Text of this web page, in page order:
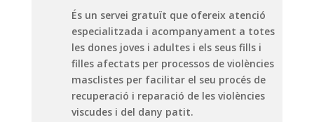
És un servei gratuït que ofereix atenció
especialitzada i acompanyament a totes
les dones joves i adultes i els seus fills i
filles afectats per processos de violències
masclistes per facilitar el seu procés de
recuperació i reparació de les violències
viscudes i del dany patit.